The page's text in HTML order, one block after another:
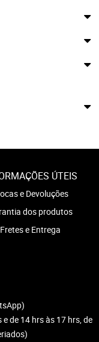
ÚTEIS
e Devoluções
dos produtos
Fretes e Entrega
de 14 hrs às 17 hrs, de